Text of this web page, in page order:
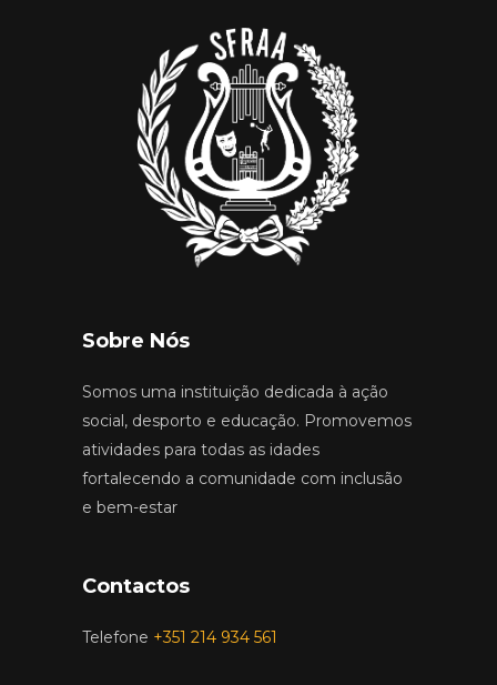
Sobre Nós
Somos uma instituição dedicada à ação
social, desporto e educação. Promovemos
atividades para todas as idades
fortalecendo a comunidade com inclusão
e bem-estar
Contactos
Telefone +351 214 934 561